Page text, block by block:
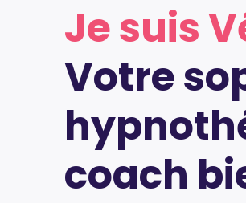
Je suis
Votre
coach